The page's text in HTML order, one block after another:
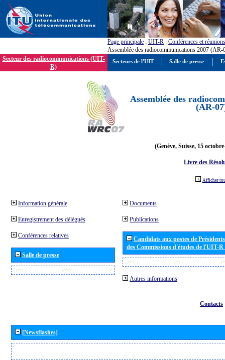
Page principale : UIT-R : Conférences et réunions
Assemblée des radiocommunications 2007 (AR-
Secteur des radiocommunications (UIT-
R)
Assemblée des
(AR-
(Genève, Suisse, 15
Livre des
Afficher
Information générale
Enregistrement des délégués
Conférences relatives
Salle de presse
Documents
Publications
Candidats aux postes de
des Commissions d'études de l'UIT-
Autres informations
Contacts
[Newsflashes]
Secteurs de l'UIT Salle de presse